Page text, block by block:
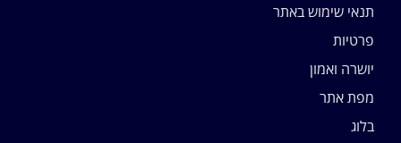
תנאי שימוש באתר
פרטיות
יושרה ואמון
מפת אתר
בלוג